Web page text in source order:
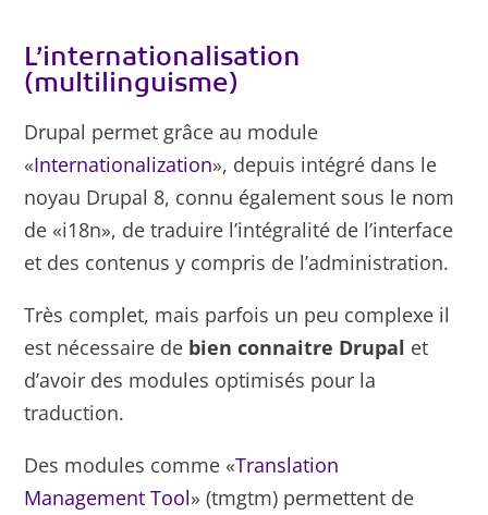
L’internationalisation
(multilinguisme)
Drupal permet grâce au module
«Internationalization», depuis intégré dans le
noyau Drupal 8, connu également sous le nom
de «i18n», de traduire l’intégralité de l’interface
et des contenus y compris de l’administration.
Très complet, mais parfois un peu complexe il
est nécessaire de bien connaitre Drupal et
d’avoir des modules optimisés pour la
traduction.
Des modules comme «Translation
Management Tool» (tmgtm) permettent de